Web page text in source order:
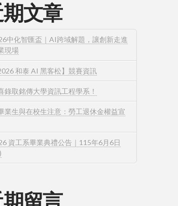
文章
中化智匯盃｜AI跨域解題，讓創新走進
現場
2026 和泰 AI 黑客松】競賽資訊
錄取銘傳大學資訊工程學系！
業生與在校生注意：勞工退休金權益宣
資工系畢業典禮公告｜115年6月6日
留言